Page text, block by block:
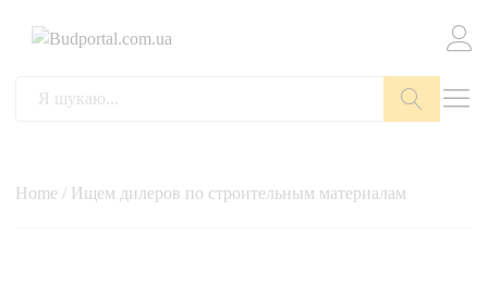
Home / Ищем дилеров по строительным материалам